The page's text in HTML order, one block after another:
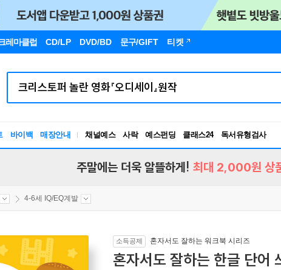
레마클럽 CD/LP DVD/BD 문구/GIFT 티켓
바이백 매장안내 채널예스 사락 예스펀딩 클래스24
독서유형검사
RBTI Lab
주말에는 더욱 알뜰하게! 최대 2,000원 상
4-6세 IQ/EQ계발
소득공제 혼자서도 잘하는 워크북 시리즈
혼자서도 잘하는 한글 단어